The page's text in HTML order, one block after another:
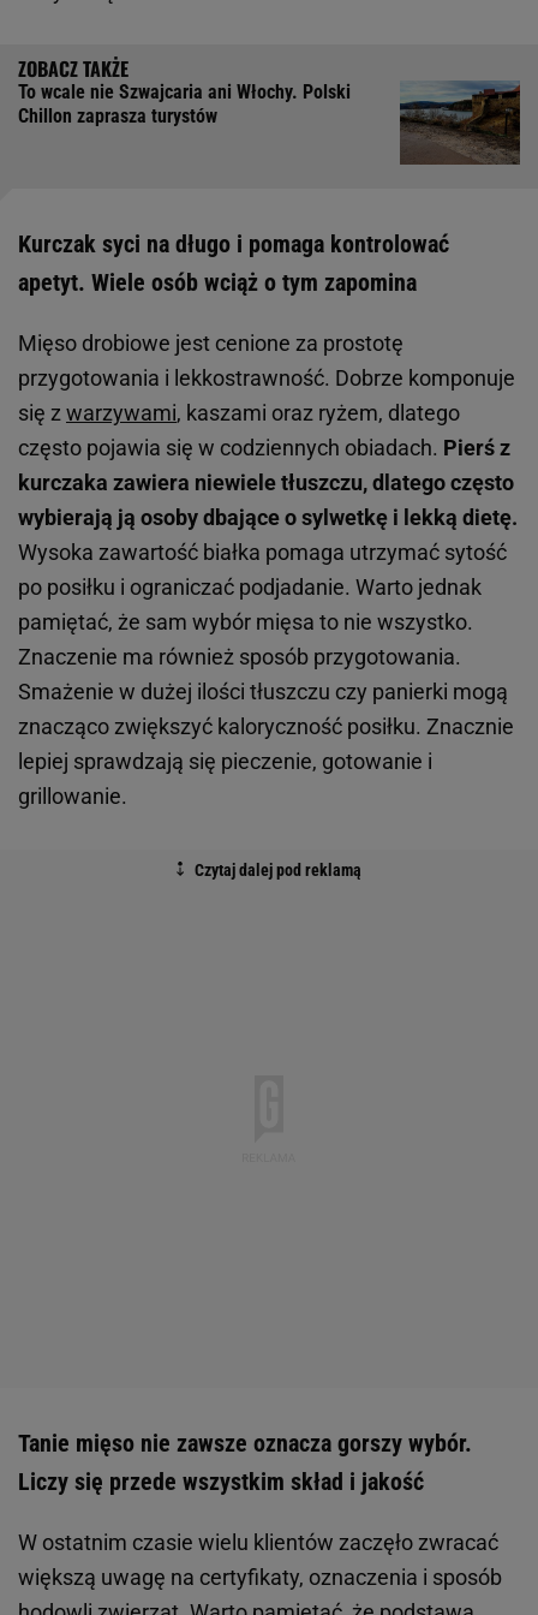
To wcale nie Szwajcaria ani Włochy. Polski
Chillon zaprasza turystów
Kurczak syci na długo i pomaga kontrolować
apetyt. Wiele osób wciąż o tym zapomina
Mięso drobiowe jest cenione za prostotę
przygotowania i lekkostrawność. Dobrze komponuje
się zwarzywami, kaszami oraz ryżem, dlatego
często pojawia się w codziennych obiadach. Pierś z
kurczaka zawiera niewiele tłuszczu, dlatego często
wybierają ją osoby dbające o sylwetkę i lekką dietę.
Wysoka zawartość białka pomaga utrzymać sytość
po posiłku i ograniczać podjadanie. Warto jednak
pamiętać, że sam wybór mięsa to nie wszystko.
Znaczenie ma również sposób przygotowania.
Smażenie w dużej ilości tłuszczu czy panierki mogą
znacząco zwiększyć kaloryczność posiłku. Znacznie
lepiej sprawdzają się pieczenie, gotowanie i
grillowanie.
Tanie mięso nie zawsze oznacza gorszy wybór.
Liczy się przede wszystkim skład i jakość
W ostatnim czasie wielu klientów zaczęło zwracać
większą uwagę na certyfikaty, oznaczenia i sposób